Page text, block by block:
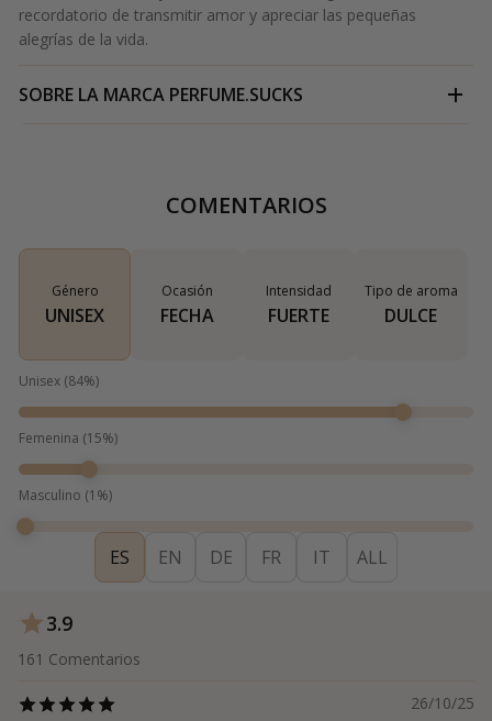
recordatorio de transmitir amor y apreciar las pequeñas
alegrías de la vida.
SOBRE LA MARCA PERFUME.SUCKS
COMENTARIOS
Género
UNISEX
Ocasión
FECHA
Intensidad
FUERTE
Tipo de aroma
DULCE
Unisex (84%)
Femenina (15%)
Masculino (1 %)
ES EN DE FR IT ALL
3.9
161 Comentarios
26/10/25